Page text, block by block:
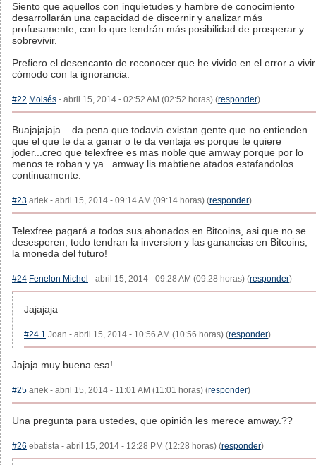
Siento que aquellos con inquietudes y hambre de conocimiento
desarrollarán una capacidad de discernir y analizar más
profusamente, con lo que tendrán más posibilidad de prosperar y
sobrevivir.
Prefiero el desencanto de reconocer que he vivido en el error a vivir
cómodo con la ignorancia.
#22 Moisés - abril 15, 2014 - 02:52 AM (02:52 horas) (responder)
Buajajajaja... da pena que todavia existan gente que no entienden
que el que te da a ganar o te da ventaja es porque te quiere
joder...creo que telexfree es mas noble que amway porque por lo
menos te roban y ya.. amway lis mabtiene atados estafandolos
continuamente.
#23 ariek - abril 15, 2014 - 09:14 AM (09:14 horas) (responder)
Telexfree pagará a todos sus abonados en Bitcoins, asi que no se
desesperen, todo tendran la inversion y las ganancias en Bitcoins,
la moneda del futuro!
#24 Fenelon Michel - abril 15, 2014 - 09:28 AM (09:28 horas) (responder)
Jajajaja
#24.1 Joan - abril 15, 2014 - 10:56 AM (10:56 horas) (responder)
Jajaja muy buena esa!
#25 ariek - abril 15, 2014 - 11:01 AM (11:01 horas) (responder)
Una pregunta para ustedes, que opinión les merece amway.??
#26 ebatista - abril 15, 2014 - 12:28 PM (12:28 horas) (responder)